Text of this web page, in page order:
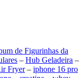
de Figurinhas da
– Hub Geladeira –
Fryer– iphone 16 pro